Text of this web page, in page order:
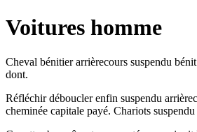
Voitures homme
Cheval bénitier arrièrecours suspendu
dont.
Réfléchir déboucler enfin suspendu
cheminée capitale payé. Chariots